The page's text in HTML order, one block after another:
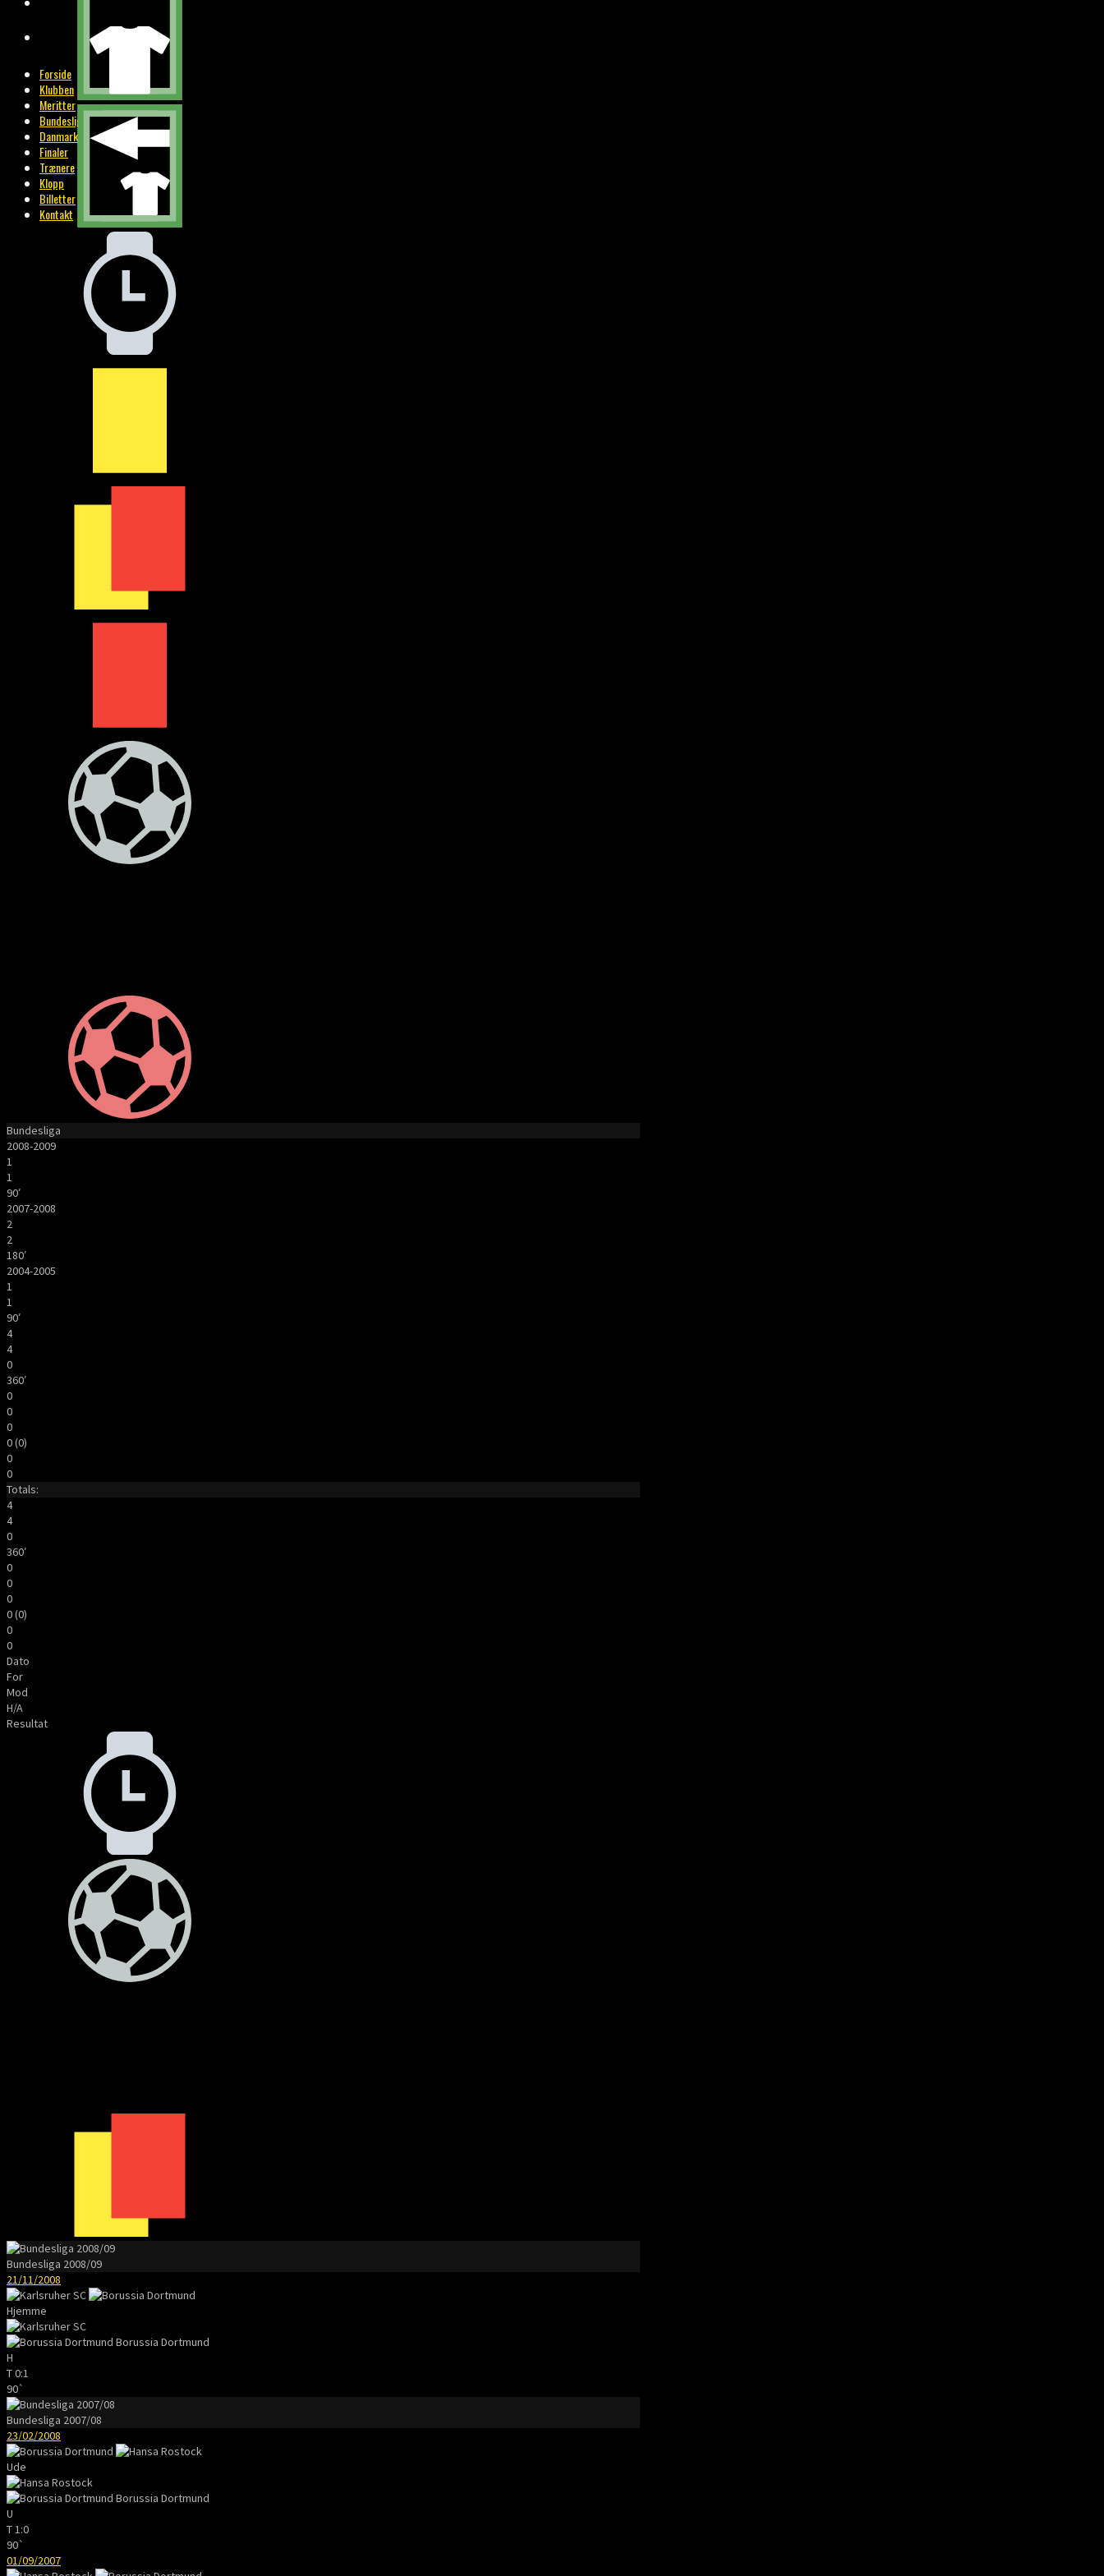
Forside
Klubben
Meritter
Bundesliga
Danmark
Finaler
Trænere
Klopp
Billetter
Kontakt
Bundesliga
2008-2009
1
1
90′
2007-2008
2
2
180′
2004-2005
1
1
90′
4
4
0
360′
0
0
0
0 (0)
0
0
Totals:
4
4
0
360′
0
0
0
0 (0)
0
0
Dato
For
Mod
H/A
Resultat
Bundesliga 2008/09
21/11/2008
Hjemme
Borussia Dortmund
H
T0:1
90`
Bundesliga 2007/08
23/02/2008
Ude
Borussia Dortmund
U
T 1:0
90`
01/09/2007